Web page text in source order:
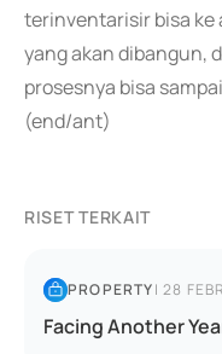
terinventarisir bisa ke
yang akan dibangun,
prosesnya bisa
(end/ant)
RISET TERKAIT
PROPERTY|28
Facing Another